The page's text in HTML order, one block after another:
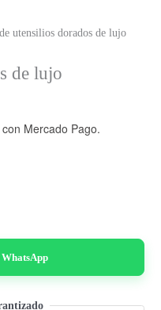
utensilios dorados de lujo
de lujo
con Mercado Pago.